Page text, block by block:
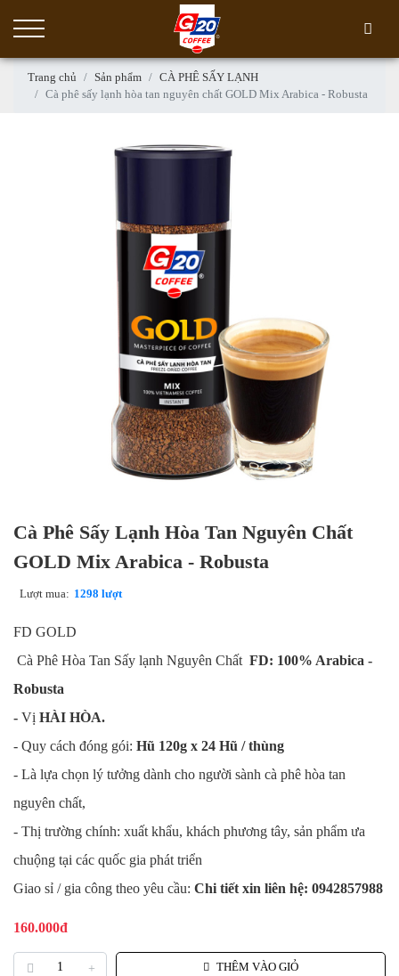
Trang chủ Sản phẩm
CÀ PHÊ SẤY LẠNH
Cà phê sấy lạnh hòa tan nguyên chất GOLD Mix Arabica - Robusta
Cà Phê Sấy Lạnh Hòa Tan Nguyên Chất
GOLD Mix Arabica - Robusta
Lượt mua: 1298 lượt
FD GOLD
Cà Phê Hòa Tan Sấy lạnh Nguyên Chất FD: 100% Arabica -
Robusta
- Vị HÀI HÒA.
- Quy cách đóng gói: Hũ 120g x 24 Hũ / thùng
- Là lựa chọn lý tưởng dành cho người sành cà phê hòa tan
nguyên chất,
- Thị trường chính: xuất khẩu, khách phương tây, sản phẩm ưa
chuộng tại các quốc gia phát triển
Giao sỉ / gia công theo yêu cầu: Chi tiết xin liên hệ: 0942857988
160.000đ
THÊM VÀO GIỎ